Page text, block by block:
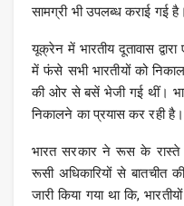
सामग्री भी उपलब्ध कराई गई है।
यूक्रेन में भारतीय दूतावास
में फंसे सभी भारतीयों को
की ओर से बसें भेजी गई थीं।
निकालने का प्रयास कर रही है।
भारत सरकार ने रूस के रास्ते
रूसी अधिकारियों से
जारी किया गया था कि,